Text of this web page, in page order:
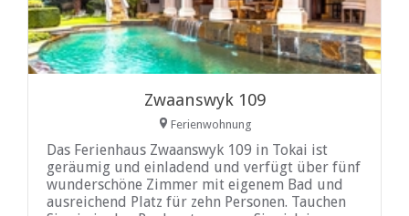
Zwaanswyk 109
Ferienwohnung
Das Ferienhaus Zwaanswyk 109 in Tokai ist
geräumig und einladend und verfügt über fünf
wunderschöne Zimmer mit eigenem Bad und
ausreichend Platz für zehn Personen. Tauchen